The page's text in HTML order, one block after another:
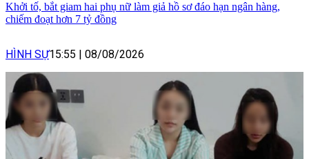
Khởi tố, bắt giam hai phụ nữ làm giả hồ sơ đáo hạn ngân hàng,
chiếm đoạt hơn 7 tỷ đồng
HÌNH SỰ15:55 08/08/2026